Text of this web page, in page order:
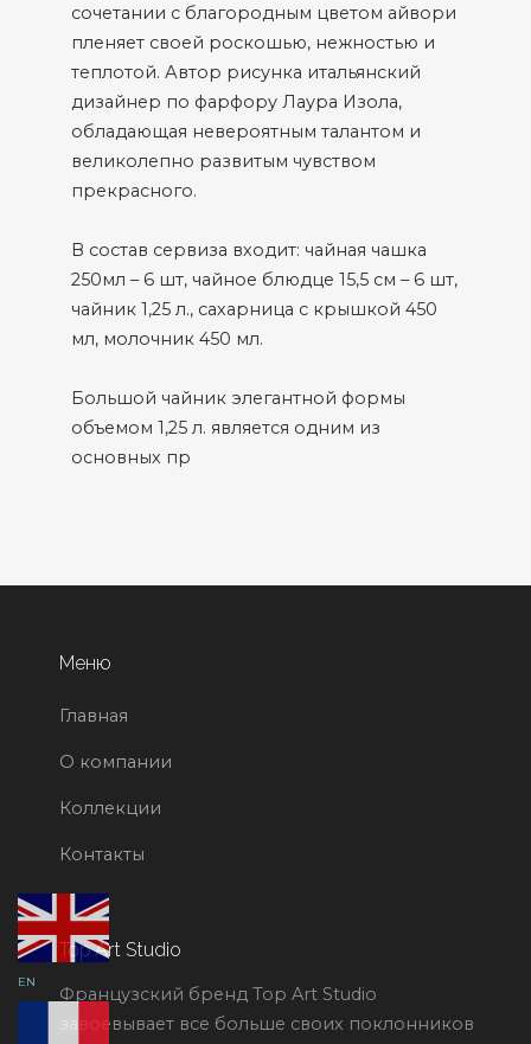
сочетании с благородным цветом айвори
пленяет своей роскошью, нежностью и
теплотой. Автор рисунка итальянский
дизайнер по фарфору Лаура Изола,
обладающая невероятным талантом и
великолепно развитым чувством
прекрасного.
В состав сервиза входит: чайная чашка
250мл – 6 шт, чайное блюдце 15,5 см – 6 шт,
чайник 1,25 л., сахарница с крышкой 450
мл, молочник 450 мл.
Большой чайник элегантной формы
объемом 1,25 л. является одним из
основных пр
Меню
Главная
О компании
Коллекции
Контакты
Top Art Studio
Французский бренд Top Art Studio
завоевывает все больше своих поклонников
EN